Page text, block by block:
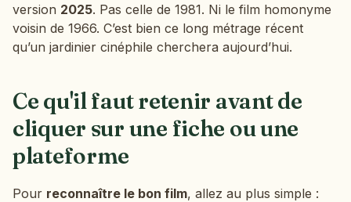
version 2025. Pas celle de 1981. Ni le film homonyme
voisin de 1966. C’est bien ce long métrage récent
qu’un jardinier cinéphile cherchera aujourd’hui.
Ce qu'il faut retenir avant de
cliquer sur une fiche ou une
plateforme
Pour reconnaître le bon film, allez au plus simple :